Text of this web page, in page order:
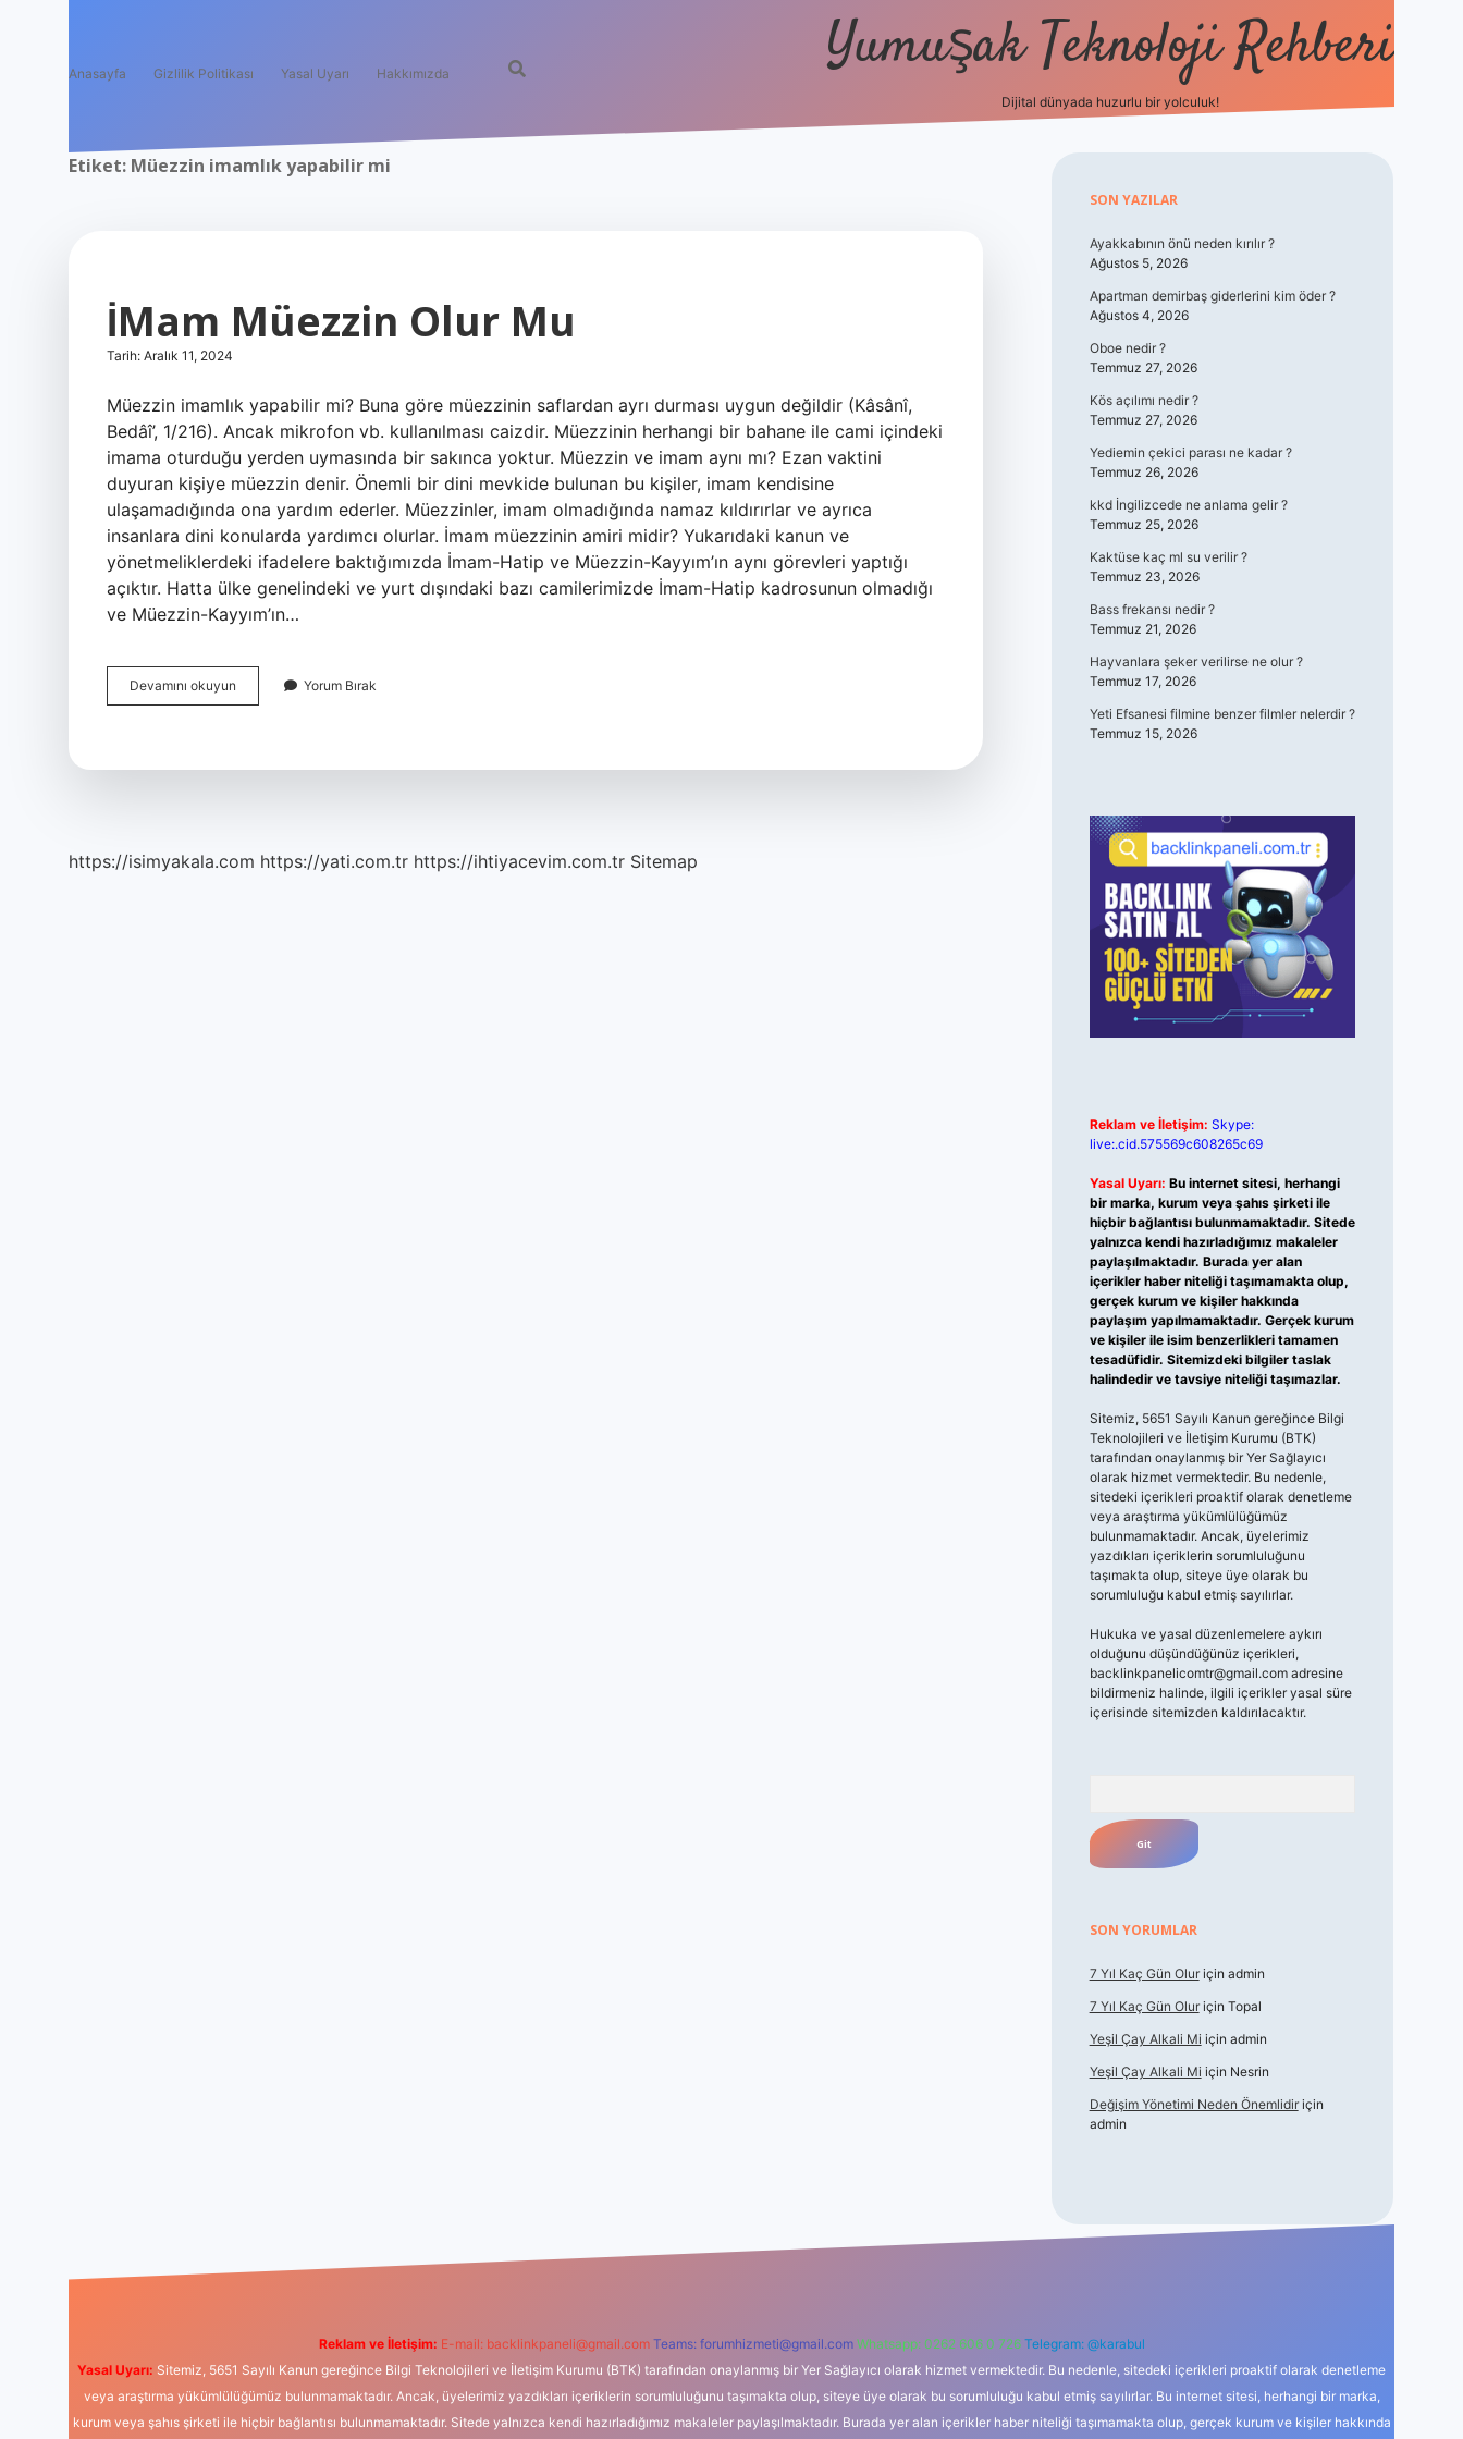
Anasayfa Gizlilik Politikası Yasal Uyarı Hakkımızda Yumuşak Teknoloji Rehberi
Dijital dünyada huzurlu bir yolculuk!
Etiket: Müezzin imamlık yapabilir mi
İMam Müezzin Olur Mu
Tarih: Aralık 11, 2024
Müezzin imamlık yapabilir mi? Buna göre müezzinin saflardan ayrı durması uygun değildir (Kâsânî,
Bedâî’, 1/216). Ancak mikrofon vb. kullanılması caizdir. Müezzinin herhangi bir bahane ile cami içindeki
imama oturduğu yerden uymasında bir sakınca yoktur. Müezzin ve imam aynı mı? Ezan vaktini
duyuran kişiye müezzin denir. Önemli bir dini mevkide bulunan bu kişiler, imam kendisine
ulaşamadığında ona yardım ederler. Müezzinler, imam olmadığında namaz kıldırırlar ve ayrıca
insanlara dini konularda yardımcı olurlar. İmam müezzinin amiri midir? Yukarıdaki kanun ve
yönetmeliklerdeki ifadelere baktığımızda İmam-Hatip ve Müezzin-Kayyım’ın aynı görevleri yaptığı
açıktır. Hatta ülke genelindeki ve yurt dışındaki bazı camilerimizde İmam-Hatip kadrosunun olmadığı
ve Müezzin-Kayyım’ın…
Devamını okuyun
Müezzin
Yorum Bırak
https://isimyakala.com https://yati.com.tr https://ihtiyacevim.com.tr Sitemap
Sidebar
SON YAZILAR
Ayakkabının önü neden kırılır ?
Ağustos 5, 2026
Apartman demirbaş giderlerini kim öder ?
Ağustos 4, 2026
Oboe nedir ?
Temmuz 27, 2026
Kös açılımı nedir ?
Temmuz 27, 2026
Yediemin çekici parası ne kadar ?
Temmuz 26, 2026
kkd İngilizcede ne anlama gelir ?
Temmuz 25, 2026
Kaktüse kaç ml su verilir ?
Temmuz 23, 2026
Bass frekansı nedir ?
Temmuz 21, 2026
Hayvanlara şeker verilirse ne olur ?
Temmuz 17, 2026
Yeti Efsanesi filmine benzer filmler nelerdir ?
Temmuz 15, 2026
Reklam ve İletişim: Skype:
live:.cid.575569c608265c69
Yasal Uyarı: Bu internet sitesi, herhangi
bir marka, kurum veya şahıs şirketi ile
hiçbir bağlantısı bulunmamaktadır. Sitede
yalnızca kendi hazırladığımız makaleler
paylaşılmaktadır. Burada yer alan
içerikler haber niteliği taşımamakta olup,
gerçek kurum ve kişiler hakkında
paylaşım yapılmamaktadır. Gerçek kurum
ve kişiler ile isim benzerlikleri tamamen
tesadüfidir. Sitemizdeki bilgiler taslak
halindedir ve tavsiye niteliği taşımazlar.
Sitemiz, 5651 Sayılı Kanun gereğince Bilgi
Teknolojileri ve İletişim Kurumu (BTK)
tarafından onaylanmış bir Yer Sağlayıcı
olarak hizmet vermektedir. Bu nedenle,
sitedeki içerikleri proaktif olarak denetleme
veya araştırma yükümlülüğümüz
bulunmamaktadır. Ancak, üyelerimiz
yazdıkları içeriklerin sorumluluğunu
taşımakta olup, siteye üye olarak bu
sorumluluğu kabul etmiş sayılırlar.
Hukuka ve yasal düzenlemelere aykırı
olduğunu düşündüğünüz içerikleri,
backlinkpanelicomtr@gmail.comadresine
bildirmeniz halinde, ilgili içerikler yasal süre
içerisinde sitemizden kaldırılacaktır.
SON YORUMLAR
7 Yıl Kaç Gün Oluriçin admin
7 Yıl Kaç Gün Oluriçin Topal
Yeşil Çay Alkali Mi için admin
Yeşil Çay Alkali Mi için Nesrin
Değişim Yönetimi Neden Önemlidiriçin
admin
Reklam ve İletişim: E-mail: backlinkpaneli@gmail.com Teams: forumhizmeti@gmail.com Whatsapp: 0262 606 0 726 Telegram: @karabul
Yasal Uyarı: Sitemiz, 5651 Sayılı Kanun gereğince Bilgi Teknolojileri ve İletişim Kurumu (BTK) tarafından onaylanmış bir Yer Sağlayıcı olarak hizmet vermektedir. Bu nedenle, sitedeki içerikleri proaktif olarak denetleme
veya araştırma yükümlülüğümüz bulunmamaktadır. Ancak, üyelerimiz yazdıkları içeriklerin sorumluluğunu taşımakta olup, siteye üye olarak bu sorumluluğu kabul etmiş sayılırlar. Bu internet sitesi, herhangi bir marka,
kurum veya şahıs şirketi ile hiçbir bağlantısı bulunmamaktadır. Sitede yalnızca kendi hazırladığımız makaleler paylaşılmaktadır. Burada yer alan içerikler haber niteliği taşımamakta olup, gerçek kurum ve kişiler hakkında